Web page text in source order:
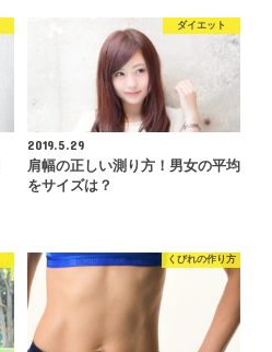
ダイエット
2019.5.29
肩幅の正しい測り方！男女の平均
をサイズは？
くびれの作り方